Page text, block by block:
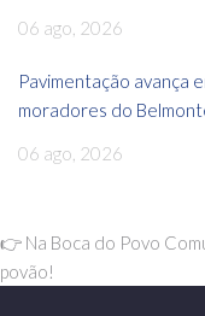
06 ago, 2026
Pavimentação avança
moradores do
06 ago, 2026
👉 Na Boca do Povo
povão!